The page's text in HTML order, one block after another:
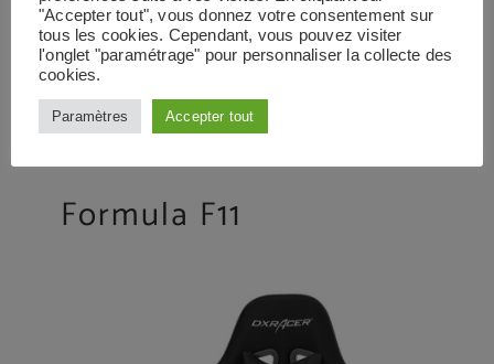
Formula F11
"Accepter tout", vous donnez votre consentement sur
tous les cookies. Cependant, vous pouvez visiter
l'onglet "paramétrage" pour personnaliser la collecte des
cookies.
Paramètres Accepter tout